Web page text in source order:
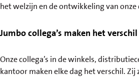
het welzijn en de ontwikkeling van onze
Jumbo collega’s maken het verschil
Onze collega’s in de winkels,
kantoor maken elke dag het verschil. Zij